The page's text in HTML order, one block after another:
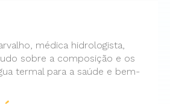
médica hidrologista,
sobre a composição e os
termal para a saúde e bem-